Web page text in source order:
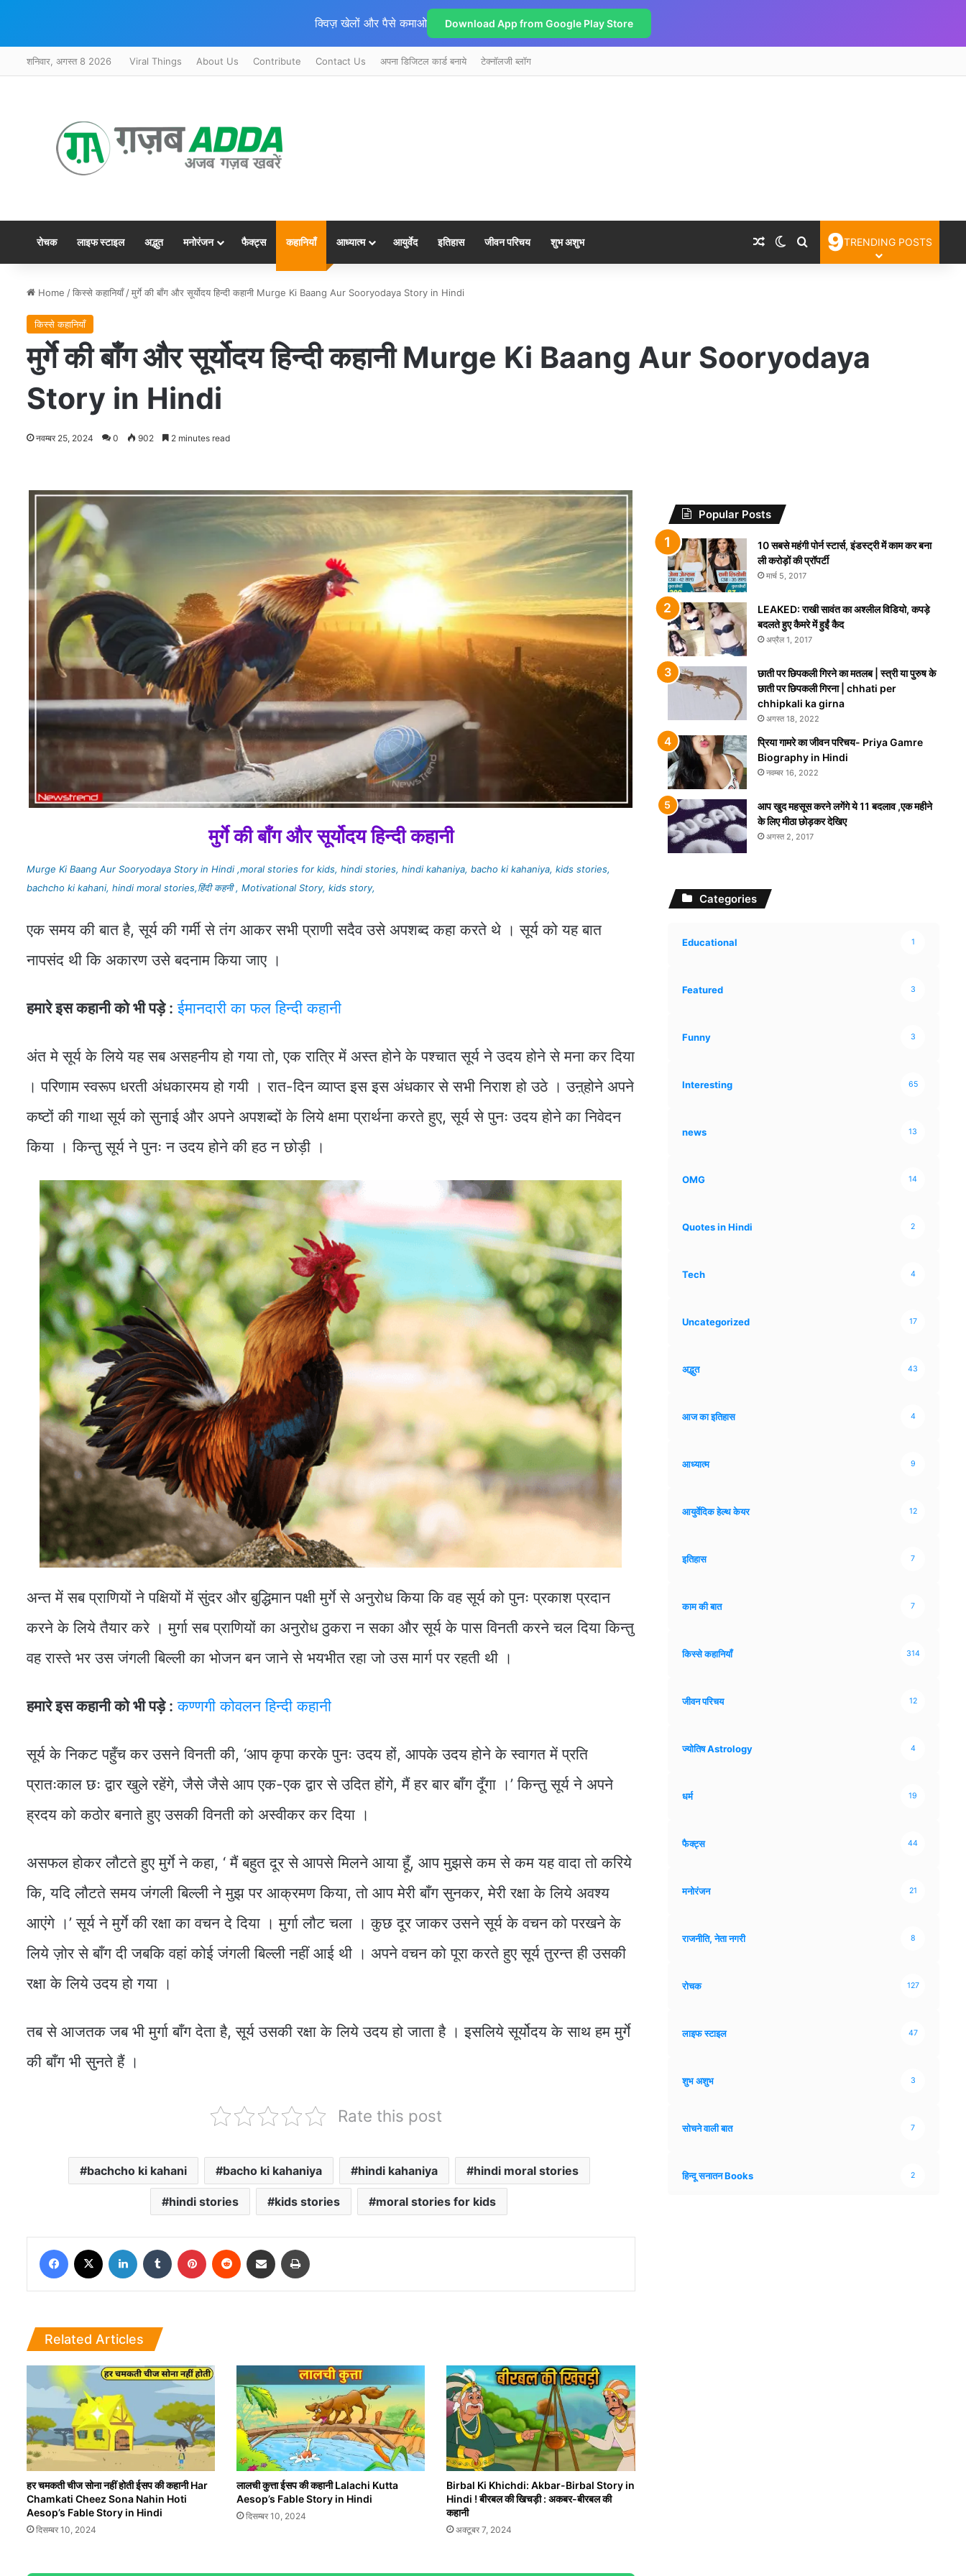
क्विज़ खेलों और पैसे कमाओ Download App from Google Play Store
शनिवार, अगस्त 8 2026 Viral Things About Us Contribute Contact Us अपना डिजिटल कार्ड बनाये टेक्नॉलजी ब्लॉग
रोचक लाइफ स्टाइल अद्भुत मनोरंजन फैक्ट्स कहानियाँ आध्यात्म आयुर्वेद इतिहास जीवन परिचय शुभ अशुभ Random Article
Switch skin
Search for
9TRENDING POSTS
Home /किस्से कहानियाँ /मुर्गे की बाँग और सूर्योदय हिन्दी कहानी Murge Ki Baang Aur Sooryodaya Story in Hindi
किस्से कहानियाँ
मुर्गे की बाँग और सूर्योदय हिन्दी कहानी Murge Ki Baang Aur Sooryodaya
Story in Hindi
नवम्बर 25, 2024 0 902 2 minutes read
मुर्गे की बाँग और सूर्योदय हिन्दी कहानी
Murge Ki Baang Aur Sooryodaya Story in Hindi ,moral stories for kids, hindi stories, hindi kahaniya, bacho ki kahaniya, kids stories,
bachcho ki kahani, hindi moral stories,हिंदी कहनी , Motivational Story, kids story,
एक समय की बात है, सूर्य की गर्मी से तंग आकर सभी प्राणी सदैव उसे अपशब्द कहा करते थे । सूर्य को यह बात
नापसंद थी कि अकारण उसे बदनाम किया जाए ।
हमारे इस कहानी को भी पड़े : ईमानदारी का फल हिन्दी कहानी
अंत मे सूर्य के लिये यह सब असहनीय हो गया तो, एक रात्रि में अस्त होने के पश्चात सूर्य ने उदय होने से मना कर दिया
। परिणाम स्वरूप धरती अंधकारमय हो गयी । रात-दिन व्याप्त इस इस अंधकार से सभी निराश हो उठे । उऩ्होने अपने
कष्टों की गाथा सूर्य को सुनाई और अपने अपशब्दों के लिये क्षमा प्रार्थना करते हुए, सूर्य से पुनः उदय होने का निवेदन
किया । किन्तु सूर्य ने पुनः न उदय होने की हठ न छोड़ी ।
अन्त में सब प्राणियों ने पक्षियों में सुंदर और बुद्धिमान पक्षी मुर्गे से अनुरोध किया कि वह सूर्य को पुनः प्रकाश प्रदान
करने के लिये तैयार करे । मुर्गा सब प्राणियों का अनुरोध ठुकरा न सका और सूर्य के पास विनती करने चल दिया किन्तु
वह रास्ते भर उस जंगली बिल्ली का भोजन बन जाने से भयभीत रहा जो उस मार्ग पर रहती थी ।
हमारे इस कहानी को भी पड़े : कण्णगी कोवलन हिन्दी कहानी
सूर्य के निकट पहुँच कर उसने विनती की, ‘आप कृपा करके पुनः उदय हों, आपके उदय होने के स्वागत में प्रति
प्रातःकाल छः द्वार खुले रहेंगे, जैसे जैसे आप एक-एक द्वार से उदित होंगे, मैं हर बार बाँग दूँगा ।’ किन्तु सूर्य ने अपने
ह्रदय को कठोर बनाते हुए उसकी विनती को अस्वीकर कर दिया ।
असफल होकर लौटते हुए मुर्गे ने कहा, ‘ मैं बहुत दूर से आपसे मिलने आया हूँ, आप मुझसे कम से कम यह वादा तो करिये
कि, यदि लौटते समय जंगली बिल्ली ने मुझ पर आक्रमण किया, तो आप मेरी बाँग सुनकर, मेरी रक्षा के लिये अवश्य
आएंगे ।’ सूर्य ने मुर्गे की रक्षा का वचन दे दिया । मुर्गा लौट चला । कुछ दूर जाकर उसने सूर्य के वचन को परखने के
लिये ज़ोर से बाँग दी जबकि वहां कोई जंगली बिल्ली नहीं आई थी । अपने वचन को पूरा करते हुए सूर्य तुरन्त ही उसकी
रक्षा के लिये उदय हो गया ।
तब से आजतक जब भी मुर्गा बाँग देता है, सूर्य उसकी रक्षा के लिये उदय हो जाता है । इसलिये सूर्योदय के साथ हम मुर्गे
की बाँग भी सुनते हैं ।
Rate this post
bachcho ki kahani bacho ki kahaniya hindi kahaniya hindi moral stories
hindi stories kids stories moral stories for kids
Facebook LinkedIn Tumblr Pinterest Reddit Share via Email
Related Articles
हर चमकती चीज सोना नहीं होती ईसप की कहानी Har
Chamkati Cheez Sona Nahin Hoti
Aesop’s Fable Story in Hindi
दिसम्बर 10, 2024
लालची कुत्ता ईसप की कहानी Lalachi Kutta
Aesop’s Fable Story in Hindi
दिसम्बर 10, 2024
Birbal Ki Khichdi: Akbar-Birbal Story in
Hindi ! बीरबल की खिचड़ी : अकबर-बीरबल की
कहानी
अक्टूबर 7, 2024
Popular Posts
10 सबसे महंगी पोर्न स्टार्स, इंडस्ट्री में काम कर बना
ली करोड़ों की प्रॉपर्टी
मार्च 5, 2017
LEAKED: राखी सावंत का अश्लील विडियो, कपड़े
बदलते हुए कैमरे में हुईं कैद
अप्रैल 1, 2017
छाती पर छिपकली गिरने का मतलब | स्त्री या पुरुष के
छाती पर छिपकली गिरना | chhati per
chhipkali ka girna
अगस्त 18, 2022
प्रिया गामरे का जीवन परिचय- Priya Gamre
Biography in Hindi
नवम्बर 16, 2022
आप खुद महसूस करने लगेंगे ये 11 बदलाव ,एक महीने
के लिए मीठा छोड़कर देखिए
अगस्त 2, 2017
Categories
Educational 1
Featured 3
Funny 3
Interesting 65
news 13
OMG 14
Quotes in Hindi 2
Tech 4
Uncategorized 17
अद्भुत 43
आज का इतिहास 4
आध्यात्म 9
आयुर्वेदिक हेल्थ केयर 12
इतिहास 7
काम की बात 7
किस्से कहानियाँ 314
जीवन परिचय 12
ज्योतिष Astrology 4
धर्म 19
फैक्ट्स 44
मनोरंजन 21
राजनीति, नेता नगरी 8
रोचक 127
लाइफ स्टाइल 47
शुभ अशुभ 3
सोचने वाली बात 7
हिन्दू सनातन Books 2